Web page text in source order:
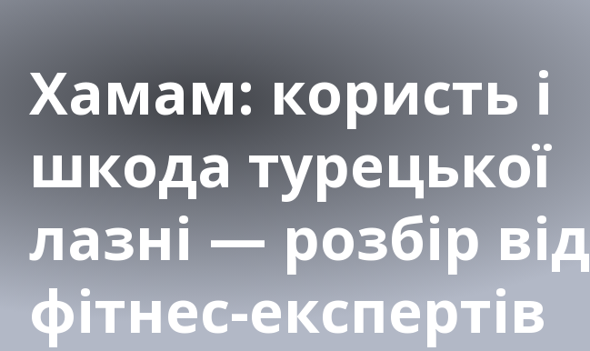
Хамам: користь і
шкода турецької
лазні — розбір від
фітнес-експертів